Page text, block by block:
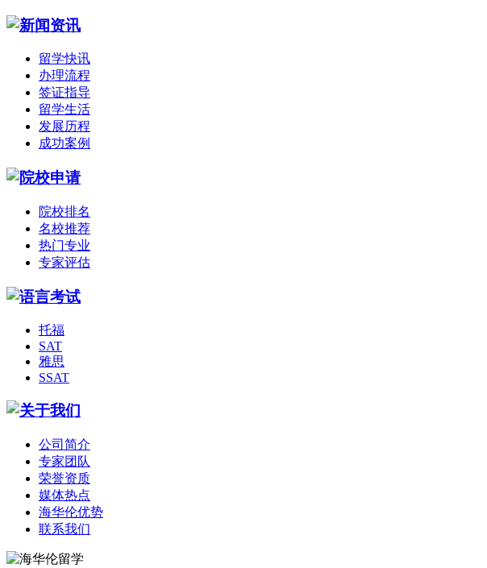
留学快讯
办理流程
签证指导
留学生活
发展历程
成功案例
院校排名
名校推荐
热门专业
专家评估
托福
SAT
雅思
SSAT
公司简介
专家团队
荣誉资质
媒体热点
海华伦优势
联系我们